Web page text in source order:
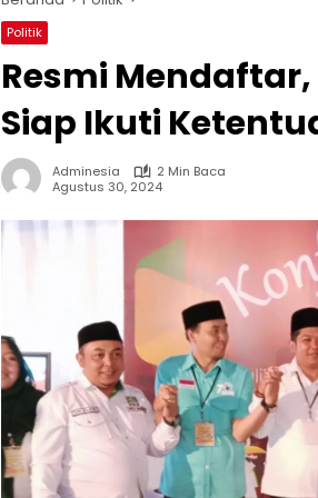
Politik
Resmi
Siap Ikuti
Adminesia
2 Min Baca
Agustus 30, 2024